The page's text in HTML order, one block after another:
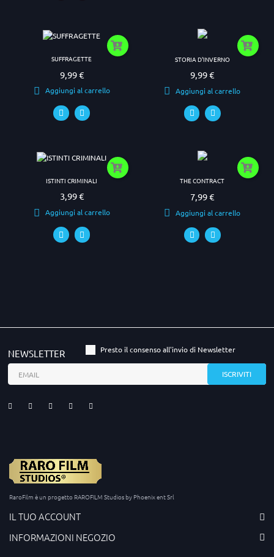
SUFFRAGETTE
Prezzo
9,99 €
Aggiungi al carrello
STORIA D'INVERNO
Prezzo
9,99 €
Aggiungi al carrello
ISTINTI CRIMINALI
Prezzo
3,99 €
Aggiungi al carrello
THE CONTRACT
Prezzo
7,99 €
Aggiungi al carrello
NEWSLETTER Presto il consenso all'invio di Newsletter
RaroFilm è un progetto RAROFILM Studios by Phoenix ent Srl
IL TUO ACCOUNT
INFORMAZIONI NEGOZIO